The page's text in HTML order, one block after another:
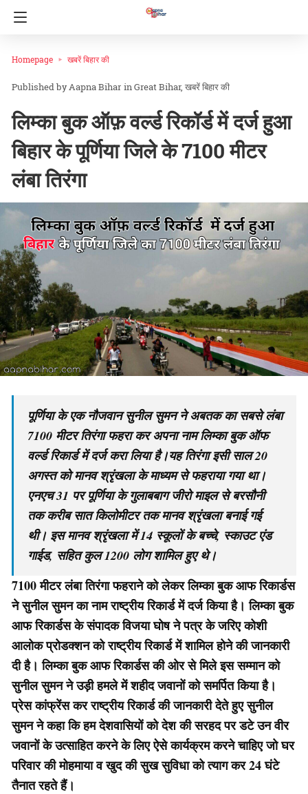
Homepage खबरें बिहार की
Aapna Bihar inGreat Bihar खबरें बिहार की
लिम्का बुक ऑफ़ वर्ल्ड रिकॉर्ड में दर्ज हुआ
बिहार के पूर्णिया जिले के 7100 मीटर
लंबा तिरंगा
पूर्णिया के एक नौजवान सुनील सुमन ने अबतक का सबसे लंबा
7100 मीटर तिरंगा फहरा कर अपना नाम लिम्का बुक ऑफ
वर्ल्ड रिकार्ड में दर्ज करा लिया है।यह तिरंगा इसी साल 20
अगस्त को मानव श्रृंखला के माध्यम से फहराया गया था।
एनएच 31 पर पूर्णिया के गुलाबबाग जीरो माइल से बरसौनी
तक करीब सात किलोमीटर तक मानव श्रृंखला बनाई गई
थी। इस मानव श्रृंखला में 14 स्कूलों के बच्चे, स्काउट एंड
गाईड, सहित कुल 1200 लोग शामिल हुए थे।
7100 मीटर लंबा तिरंगा फहराने को लेकर लिम्का बुक आफ रिकार्डस
ने सुनील सुमन का नाम राष्ट्रीय रिकार्ड में दर्ज किया है। लिम्का बुक
आफ रिकार्डस के संपादक विजया घोष ने पत्र के जरिए कोशी
आलोक प्रोडक्शन को राष्ट्रीय रिकार्ड में शामिल होने की जानकारी
दी है। लिम्का बुक आफ रिकार्डस की ओर से मिले इस सम्मान को
सुनील सुमन ने उड़ी हमले में शहीद जवानों को समर्पित किया है।
प्रेस कांफ्रेंस कर राष्ट्रीय रिकार्ड की जानकारी देते हुए सुनील
सुमन ने कहा कि हम देशवासियों को देश की सरहद पर डटे उन वीर
जवानों के उत्साहित करने के लिए ऐसे कार्यक्रम करने चाहिए जो घर
परिवार की मोहमाया व खुद की सुख सुविधा को त्याग कर 24 घंटे
तैनात रहते हैं।